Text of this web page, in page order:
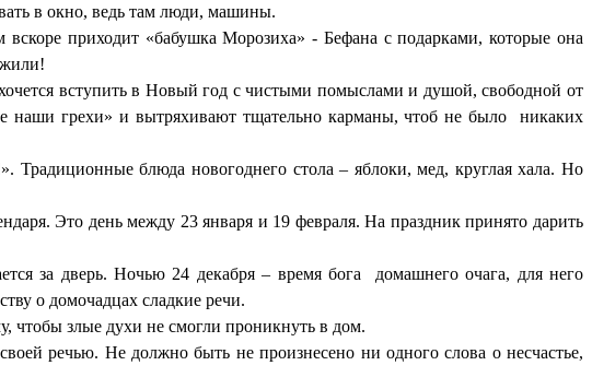
в окно, ведь там люди, машины.
приходит «бабушка Морозиха» - Бефана с подарками, которые она
вступить в Новый год с чистыми помыслами и душой, свободной от
наши грехи» и вытряхивают тщательно карманы, чтоб не было никаких
Традиционные блюда новогоднего стола – яблоки, мед, круглая хала. Но
Это день между 23 января и 19 февраля. На праздник принято дарить
за дверь. Ночью 24 декабря – время бога домашнего очага, для него
о домочадцах сладкие речи.
чтобы злые духи не смогли проникнуть в дом.
речью. Не должно быть не произнесено ни одного слова о несчастье,